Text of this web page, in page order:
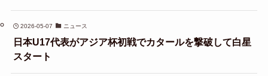
2026-05-07 ニュース
日本U17代表がアジア杯初戦でカタールを撃破して白星
スタート